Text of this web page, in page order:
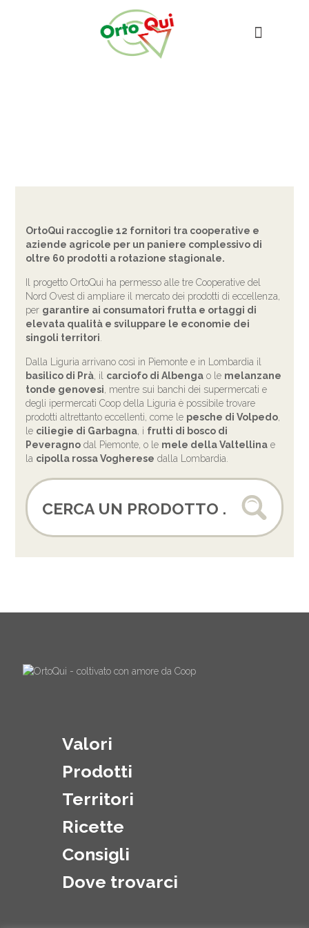
OrtoQui raccoglie 12 fornitori tra cooperative e
aziende agricole per un paniere complessivo di
oltre 60 prodotti a rotazione stagionale.
Il progetto OrtoQui ha permesso alle tre Cooperative del
Nord Ovest di ampliare il mercato dei prodotti di eccellenza,
per garantire ai consumatori frutta e ortaggi di
elevata qualità e sviluppare le economie dei
singoli territori
Dalla Liguria arrivano così in Piemonte e in Lombardia il
basilico di Prà, il carciofo di Albengao le melanzane
tonde genovesi , mentre sui banchi dei supermercati e
degli ipermercati Coop della Liguria è possibile trovare
prodotti altrettanto eccellenti, come le pesche di Volpedo,
le ciliegie di Garbagna, i frutti di bosco di
Peveragnodal Piemonte, o le mele della Valtellinae
la cipolla rossa Vogherese dalla Lombardia.
Valori
Prodotti
Territori
Ricette
Consigli
Dove trovarci